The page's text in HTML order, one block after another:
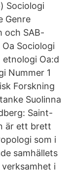
Sociologi
Genre
och SAB-
Sociologi
Oa:d
Nummer 1
Forskning
Suolinna
Saint-
är ett brett
som i
samhällets
i